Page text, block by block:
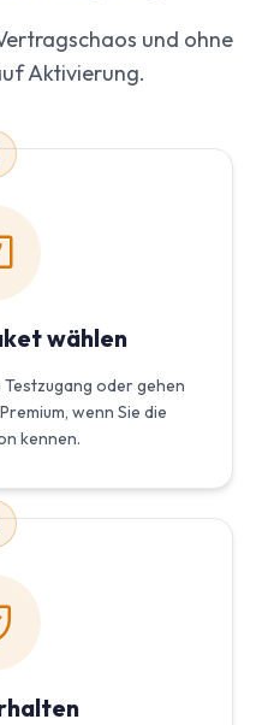
und ohne
Aktivierung.
wählen
oder gehen
wenn Sie die
kennen.